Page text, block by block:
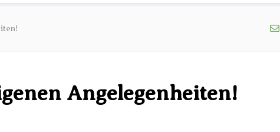
Angelegenheiten!